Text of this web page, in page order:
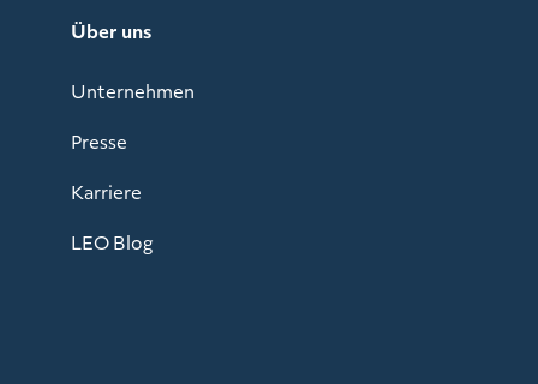
Über uns
Unternehmen
Presse
Karriere
LEO Blog